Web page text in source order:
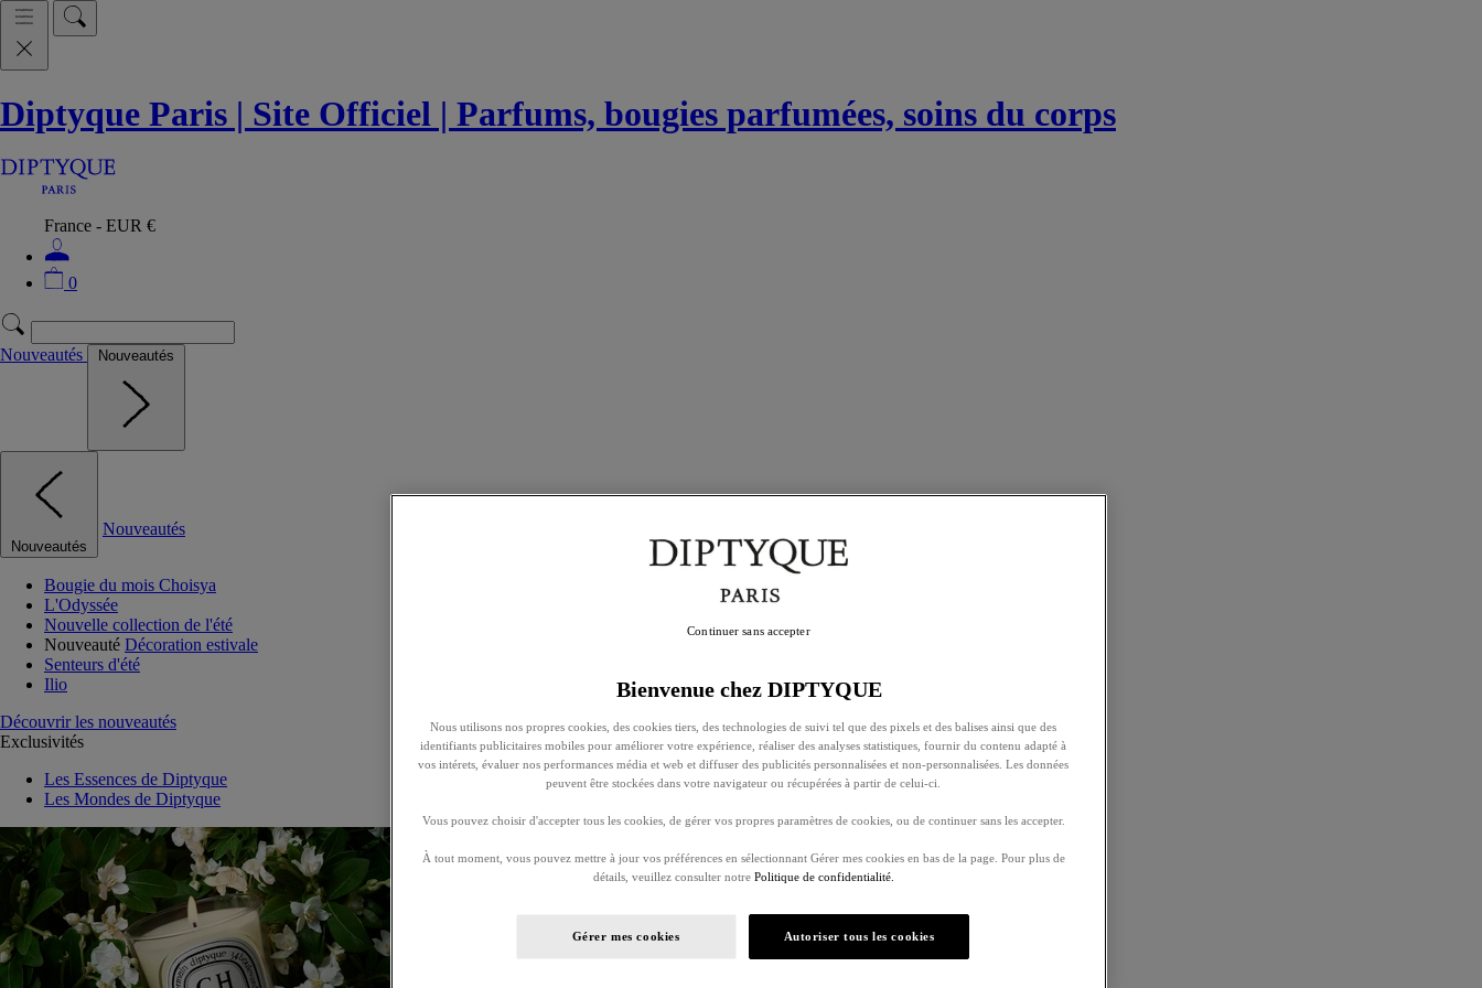
Diptyque Paris | Site Officiel | Parfums, bougies parfumées, soins du corps
France - EUR €
0
Nouveautés Nouveautés
Nouveautés
Nouveautés
Bougie du mois Choisya
L'Odyssée
Nouvelle collection de l'été
Nouveauté Décoration estivale
Senteurs d'été
Ilio
Découvrir les nouveautés
Exclusivités
Les Essences de Diptyque
Les Mondes de Diptyque
Bienvenue chez DIPTYQUE
Nous utilisons nos propres cookies, des cookies tiers, des technologies de suivi tel que des pixels et des balises ainsi que des
identifiants publicitaires mobiles pour améliorer votre expérience, réaliser des analyses statistiques, fournir du contenu adapté à
vos intérets, évaluer nos performances média et web et diffuser des publicités personnalisées et non-personnalisées. Les données
peuvent être stockées dans votre navigateur ou récupérées à partir de celui-ci.
Vous pouvez choisir d'accepter tous les cookies, de gérer vos propres paramètres de cookies, ou de continuer sans les accepter.
À tout moment, vous pouvez mettre à jour vos préférences en sélectionnant Gérer mes cookies en bas de la page. Pour plus de
détails, veuillez consulter notre Politique de confidentialité.
Gérer mes cookies Autoriser tous les cookies
Continuer sans accepter